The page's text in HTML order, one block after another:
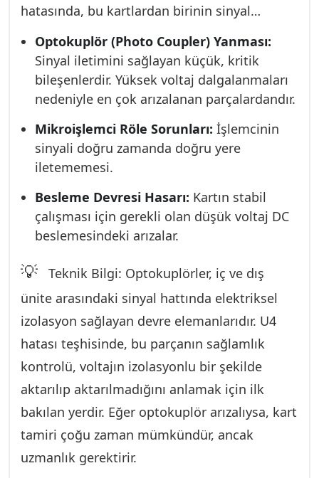
hatasında, bu kartlardan birinin sinyal
ünite kartı, kompresörün çalışmasını, iç ünite
kartı ise fan ve sıcaklık sensörlerini yönetir.
Kart üzerindeki arızalar şunları içerir:
Optokuplör (Photo Coupler) Yanması:
Sinyal iletimini sağlayan küçük, kritik
bileşenlerdir. Yüksek voltaj dalgalanmaları
nedeniyle en çok arızalanan parçalardandır.
Mikroişlemci Röle Sorunları: İşlemcinin
sinyali doğru zamanda doğru yere
iletememesi.
Besleme Devresi Hasarı: Kartın stabil
çalışması için gerekli olan düşük voltaj DC
beslemesindeki arızalar.
💡
Teknik Bilgi: Optokuplörler, iç ve dış
ünite arasındaki sinyal hattında elektriksel
izolasyon sağlayan devre elemanlarıdır. U4
hatası teşhisinde, bu parçanın sağlamlık
kontrolü, voltajın izolasyonlu bir şekilde
aktarılıp aktarılmadığını anlamak için ilk
bakılan yerdir. Eğer optokuplör arızalıysa, kart
tamiri çoğu zaman mümkündür, ancak
uzmanlık gerektirir.